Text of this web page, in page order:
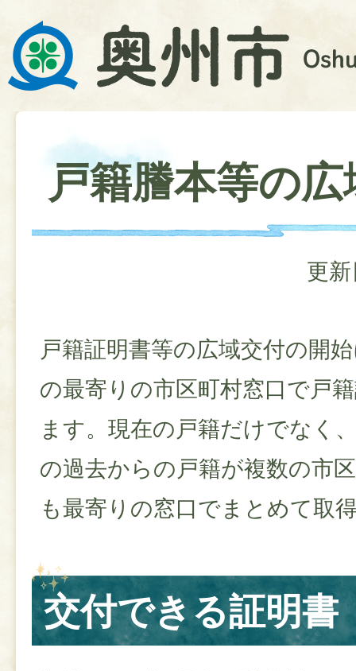
戸籍謄本等の
更
戸籍証明書等の広域交付の開
の最寄りの市区町村窓口で戸
ます。現在の戸籍だけでなく
の過去からの戸籍が複数の市
も最寄りの窓口でまとめて取
交付できる証明書